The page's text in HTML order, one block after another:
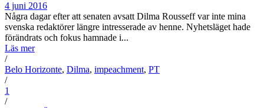
4 juni 2016
Några dagar efter att senaten avsatt Dilma Rousseff var inte mina
svenska redaktörer längre intresserade av henne. Nyhetsläget hade
förändrats och fokus hamnade i...
Läs mer
/
Belo Horizonte, Dilma, impeachment, PT
/
1
/